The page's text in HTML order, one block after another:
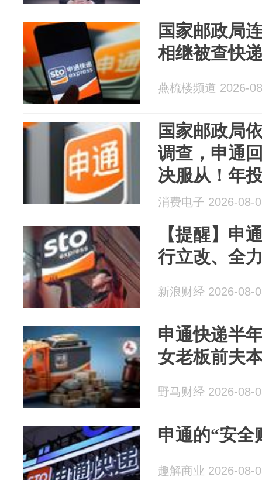
国家邮政局
相继被查快
燕梳楼频道 2026-
国家邮政局
调查，申通
决服从！年
消费电子 2026-08-
【提醒】申
行立改、全
新浪财经 2026-08-
申通快递半
女老板前夫
野马财经 2026-08-
申通的“安全
趣解商业 2026-08-